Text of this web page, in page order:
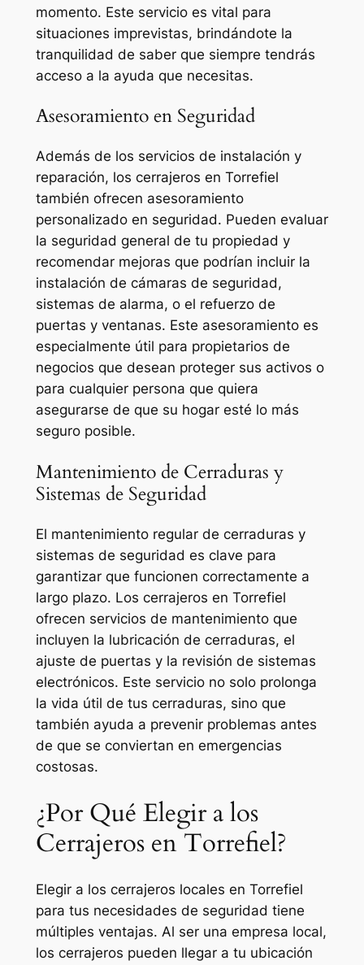
momento. Este servicio es vital para
situaciones imprevistas, brindándote la
tranquilidad de saber que siempre tendrás
acceso a la ayuda que necesitas.
Asesoramiento en Seguridad
Además de los servicios de instalación y
reparación, los cerrajeros en Torrefiel
también ofrecen asesoramiento
personalizado en seguridad. Pueden evaluar
la seguridad general de tu propiedad y
recomendar mejoras que podrían incluir la
instalación de cámaras de seguridad,
sistemas de alarma, o el refuerzo de
puertas y ventanas. Este asesoramiento es
especialmente útil para propietarios de
negocios que desean proteger sus activos o
para cualquier persona que quiera
asegurarse de que su hogar esté lo más
seguro posible.
Mantenimiento de Cerraduras y
Sistemas de Seguridad
El mantenimiento regular de cerraduras y
sistemas de seguridad es clave para
garantizar que funcionen correctamente a
largo plazo. Los cerrajeros en Torrefiel
ofrecen servicios de mantenimiento que
incluyen la lubricación de cerraduras, el
ajuste de puertas y la revisión de sistemas
electrónicos. Este servicio no solo prolonga
la vida útil de tus cerraduras, sino que
también ayuda a prevenir problemas antes
de que se conviertan en emergencias
costosas.
¿Por Qué Elegir a los
Cerrajeros en Torrefiel?
Elegir a los cerrajeros locales en Torrefiel
para tus necesidades de seguridad tiene
múltiples ventajas. Al ser una empresa local,
los cerrajeros pueden llegar a tu ubicación